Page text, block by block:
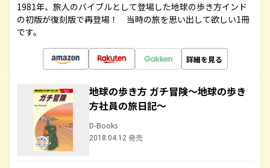
1981年、旅人のバイブルとして登場した地球の歩き方インド
の初版が復刻版で再登場！ 当時の旅を思い出して欲しい1冊
です。
詳細を見る
地球の歩き方 ガチ冒険～地球の歩き
方社員の旅日記～
D-Books
2018.04.12 発売